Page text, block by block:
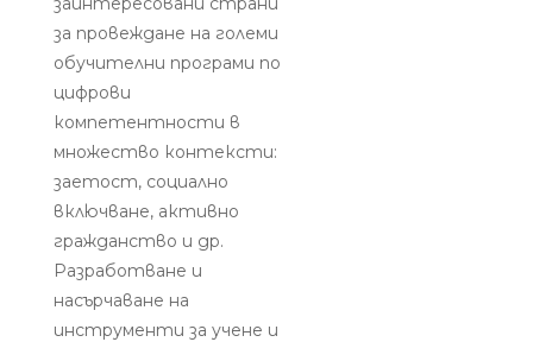
за провеждане на големи
обучителни програми по
цифрови
компетентности в
множество контексти:
заетост, социално
включване, активно
гражданство и др.
Разработване и
насърчаване на
инструменти за учене и